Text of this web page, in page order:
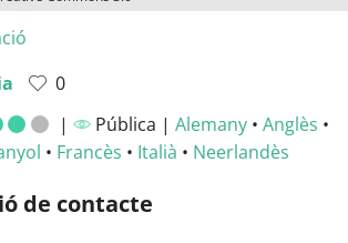
0
| Pública | Alemany• Anglès •
• Francès • Italià • Neerlandès
de contacte